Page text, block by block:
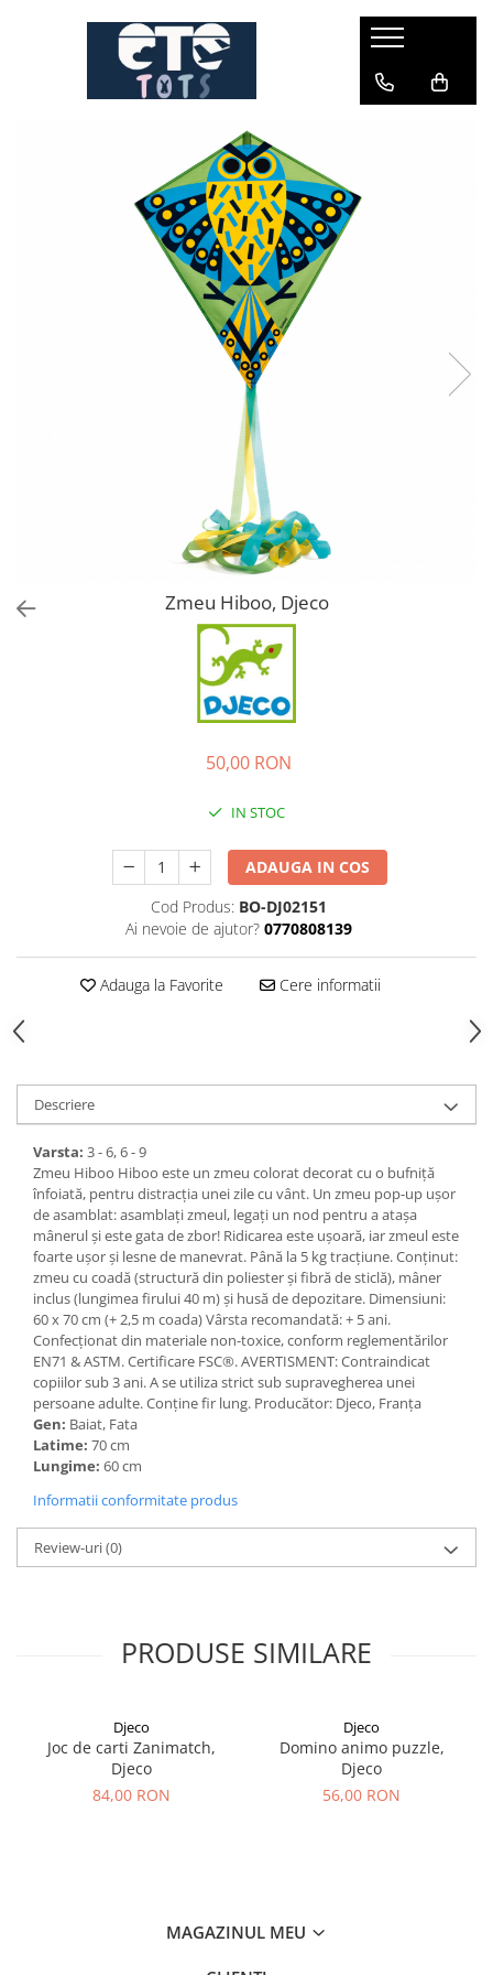
CĂRUCIOARE & SCAUNE AUTO
cărucioare U-GROW
scaune auto pentru avion
accesorii cărucioare
Zmeu Hiboo, Djeco
50,00 RON
IN STOC
ADAUGA IN COS
Cod Produs: BO-DJ02151
Ai nevoie de ajutor? 0770808139
Adauga la Favorite Cere informatii
Descriere
Varsta: 3 - 6, 6 - 9
Zmeu Hiboo Hiboo este un zmeu colorat decorat cu o bufniță
înfoiată, pentru distracția unei zile cu vânt. Un zmeu pop-up ușor
de asamblat: asamblați zmeul, legați un nod pentru a atașa
mânerul și este gata de zbor! Ridicarea este ușoară, iar zmeul este
foarte ușor și lesne de manevrat. Până la 5 kg tracțiune. Conținut:
zmeu cu coadă (structură din poliester și fibră de sticlă), mâner
inclus (lungimea firului 40 m) și husă de depozitare. Dimensiuni:
60 x 70 cm (+ 2,5 m coada) Vârsta recomandată: + 5 ani.
Confecționat din materiale non-toxice, conform reglementărilor
EN71 & ASTM. Certificare FSC®. AVERTISMENT: Contraindicat
copiilor sub 3 ani. A se utiliza strict sub supravegherea unei
persoane adulte. Conține fir lung. Producător: Djeco, Franța
Gen: Baiat, Fata
Latime: 70 cm
Lungime: 60 cm
Informatii conformitate produs
Review-uri(0)
PRODUSE SIMILARE
Djeco
Joc de carti Zanimatch,
Djeco
84,00 RON
Djeco
Domino animo puzzle,
Djeco
56,00 RON
MAGAZINUL MEU